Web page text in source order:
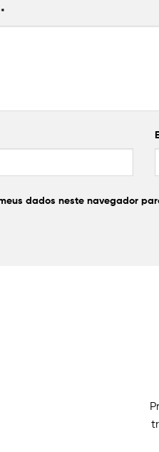
*
dados neste navegador